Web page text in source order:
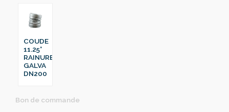
COUDE
11.25°
RAINURE
GALVA
DN200
Bon de commande